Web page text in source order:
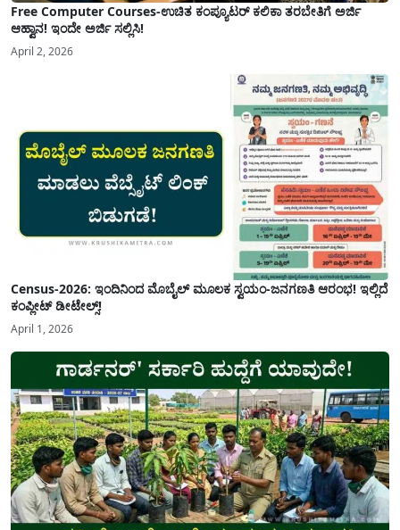
Free Computer Courses-ಉಚಿತ ಕಂಪ್ಯೂಟರ್ ಕಲಿಕಾ ತರಬೇತಿಗೆ ಅರ್ಜಿ
ಆಹ್ವಾನ! ಇಂದೇ ಅರ್ಜಿ ಸಲ್ಲಿಸಿ!
April 2, 2026
Census-2026: ಇಂದಿನಿಂದ ಮೊಬೈಲ್ ಮೂಲಕ ಸ್ವಯಂ-ಜನಗಣತಿ ಆರಂಭ! ಇಲ್ಲಿದೆ
ಕಂಪ್ಲೀಟ್ ಡೀಟೇಲ್ಸ್!
April 1, 2026